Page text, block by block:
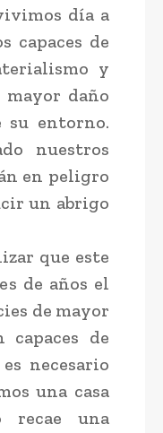
día a
capaces de
y
mayor daño
su entorno.
nuestros
en peligro
un abrigo
que este
de años el
de mayor
de
necesario
una casa
recae una